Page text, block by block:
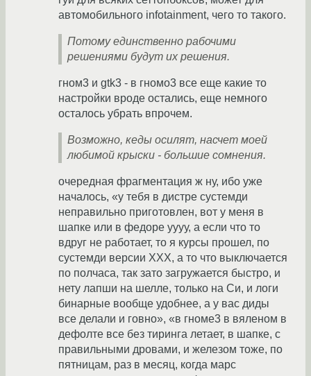
автомобильного infotainment, чего то такого.
Потому единственно рабочими
решениями будут их решения.
гном3 и gtk3 - в гномо3 все еще какие то
настройки вроде остались, еще немного
осталось убрать впрочем.
Возможно, кеды осилят, насчет моей
любимой крыски - большие сомнения.
очередная фрагментация ж ну, ибо уже
началось, «у тебя в дистре сустемди
неправильно приготовлен, вот у меня в
шапке или в федоре уууу, а если что то
вдруг не работает, то я курсы прошел, по
сустемди версии XXX, а то что выключается
по полчаса, так зато загружается быстро, и
нету лапши на шелле, только на Си, и логи
бинарные вообще удобнее, а у вас диды
все делали и говно», «в гноме3 в вяленом в
дефолте все без тиринга летает, в шапке, с
правильными дровами, и железом тоже, по
пятницам, раз в месяц, когда марс